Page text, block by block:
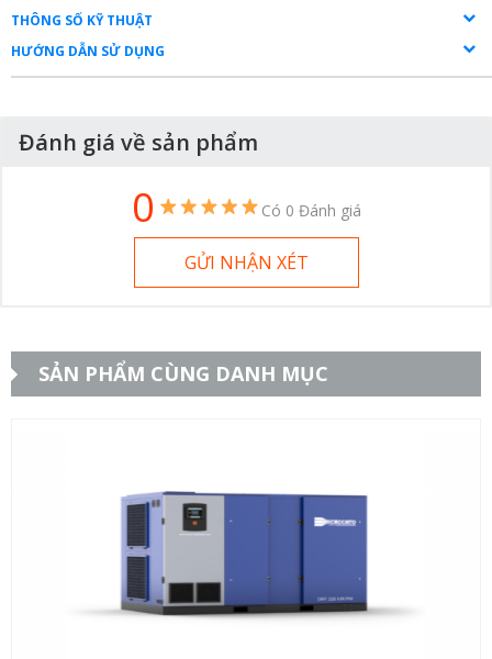
THÔNG SỐ KỸ THUẬT
HƯỚNG DẪN SỬ DỤNG
Đánh giá về sản phẩm
0 Có 0 Đánh giá
GỬI NHẬN XÉT
SẢN PHẨM CÙNG DANH MỤC